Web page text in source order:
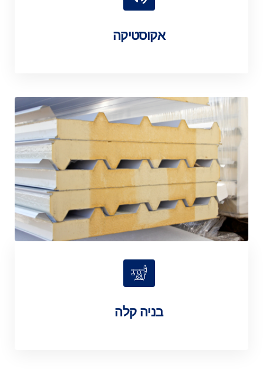
אקוסטיקה
בניה קלה